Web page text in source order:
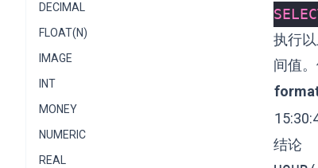
DECIMAL
FLOAT(N)
IMAGE
INT
MONEY
NUMERIC
REAL
执行
间值
结论